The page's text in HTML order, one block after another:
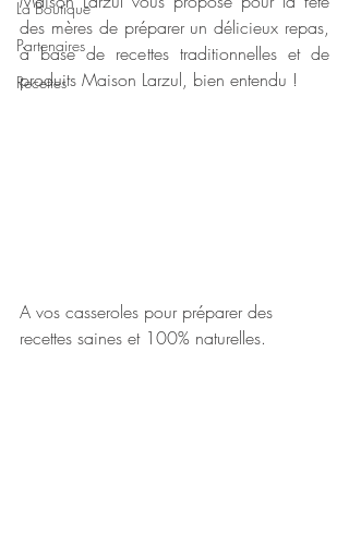
La Boutique
Partenaires
Recettes
des mères de préparer un délicieux repas,
à base de recettes traditionnelles et de
produits Maison Larzul, bien entendu !
A vos casseroles pour préparer des
recettes saines et 100% naturelles.